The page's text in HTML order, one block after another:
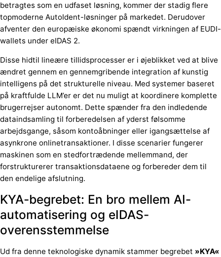
betragtes som en udfaset løsning, kommer der stadig flere
topmoderne AutoIdent-løsninger på markedet. Derudover
afventer den europæiske økonomi spændt virkningen af EUDI-
wallets under eIDAS 2.
Disse hidtil lineære tillidsprocesser er i øjeblikket ved at blive
ændret gennem en gennemgribende integration af kunstig
intelligens på det strukturelle niveau. Med systemer baseret
på kraftfulde LLM’er er det nu muligt at koordinere komplette
brugerrejser autonomt. Dette spænder fra den indledende
dataindsamling til forberedelsen af yderst følsomme
arbejdsgange, såsom kontoåbninger eller igangsættelse af
asynkrone onlinetransaktioner. I disse scenarier fungerer
maskinen som en stedfortrædende mellemmand, der
forstrukturerer transaktionsdataene og forbereder dem til
den endelige afslutning.
KYA-begrebet: En bro mellem AI-
automatisering og eIDAS-
overensstemmelse
Ud fra denne teknologiske dynamik stammer begrebet »KYA«